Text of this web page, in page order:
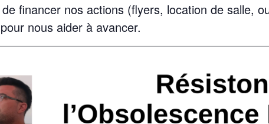
financer nos actions (flyers, location de salle,
nous aider à avancer.